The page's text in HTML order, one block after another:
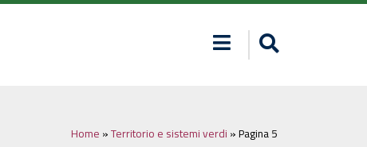
Home » Territorio e sistemi verdi » Pagina 5